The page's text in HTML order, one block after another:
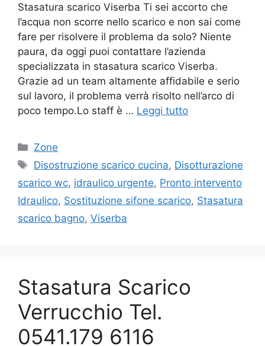
Stasatura scarico Viserba Ti sei accorto che
l’acqua non scorre nello scarico e non sai come
fare per risolvere il problema da solo? Niente
paura, da oggi puoi contattare l’azienda
specializzata in stasatura scarico Viserba.
Grazie ad un team altamente affidabile e serio
sul lavoro, il problema verrà risolto nell’arco di
poco tempo.Lo staff è … Leggi tutto
Categorie
Zone
Tag
Disostruzione scarico cucina, Disotturazione
scarico wc, idraulico urgente, Pronto intervento
Idraulico, Sostituzione sifone scarico, Stasatura
scarico bagno, Viserba
Stasatura Scarico
Verrucchio Tel.
0541.179 6116